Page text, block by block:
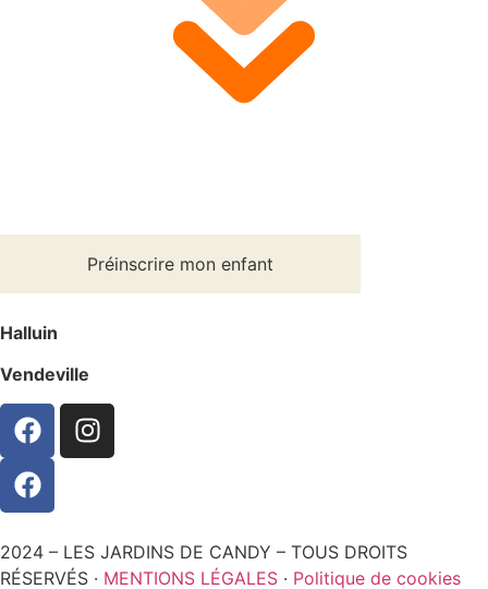
Préinscrire mon enfant
Halluin
Vendeville
2024 – LES JARDINS DE CANDY – TOUS DROITS
RÉSERVÉS · MENTIONS LÉGALES · Politique de cookies